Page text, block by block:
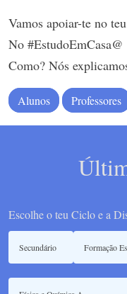
Vamos apoiar-te no
No
Como? Nós
Alunos Professores
Escolhe o teu Ciclo e a